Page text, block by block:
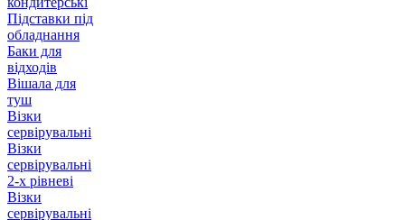
Підставки під
обладнання
Баки для
відходів
Вішала для
туш
Візки
сервірувальні
Візки
сервірувальні
2-х рівневі
Візки
сервірувальні